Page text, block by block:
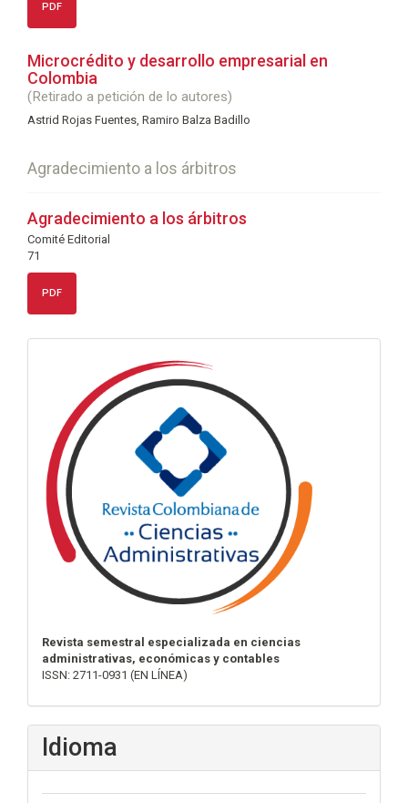
PDF
Microcrédito y desarrollo empresarial en
Colombia
(Retirado a petición de lo autores)
Astrid Rojas Fuentes, Ramiro Balza Badillo
Agradecimiento a los árbitros
Agradecimiento a los árbitros
Comité Editorial
71
PDF
Revista semestral especializada en ciencias
administrativas, económicas y contables
ISSN: 2711-0931 (EN LÍNEA)
Idioma